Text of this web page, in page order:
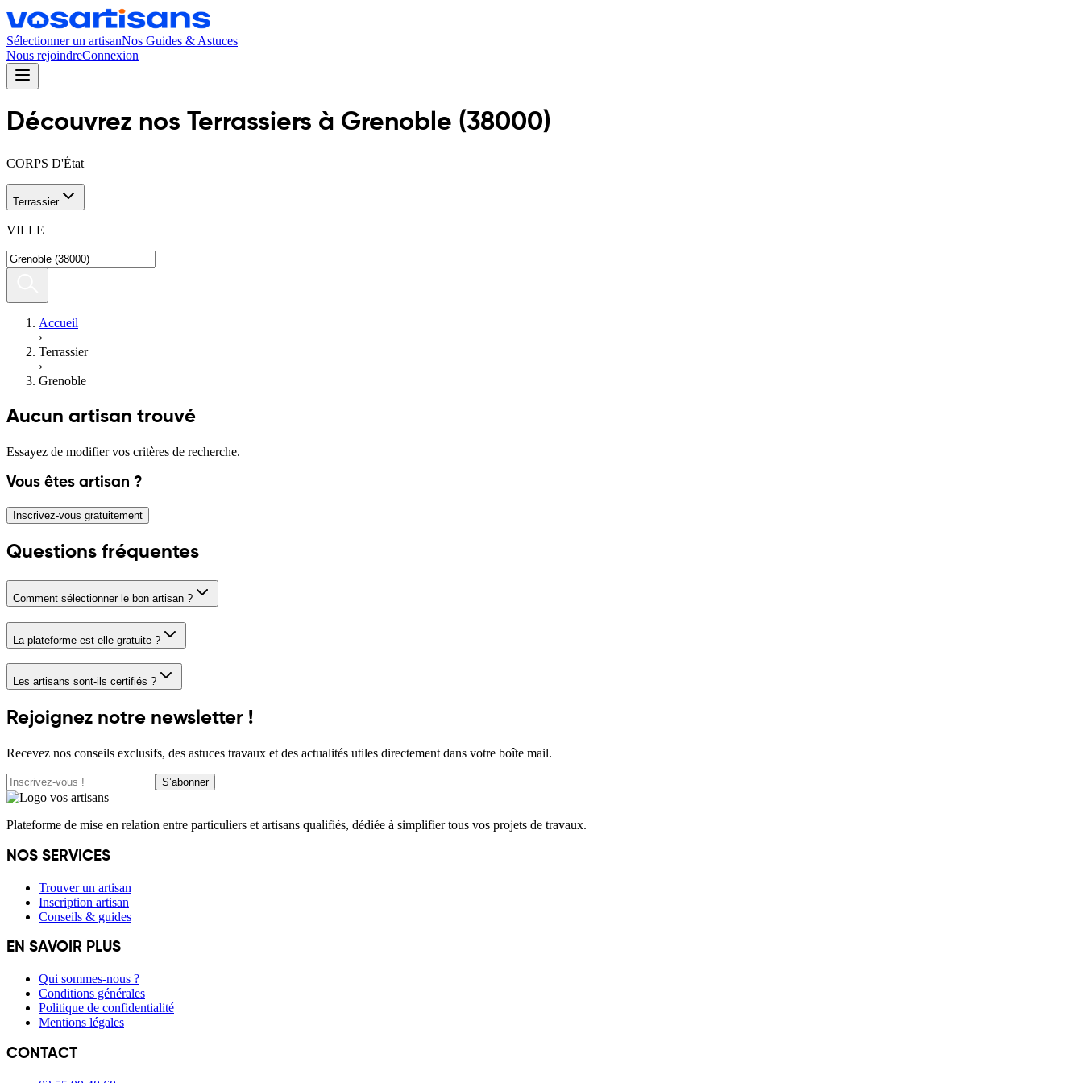
Sélectionner un artisanNos Guides & Astuces
Nous rejoindreConnexion
Découvrez nos Terrassiers à Grenoble (38000)
CORPS D'État
Terrassier
VILLE
Accueil
›
Terrassier
›
Grenoble
Aucun artisan trouvé
Essayez de modifier vos critères de recherche.
Vous êtes artisan ?
Inscrivez-vous gratuitement
Questions fréquentes
Comment sélectionner le bon artisan ?
La plateforme est-elle gratuite ?
Les artisans sont-ils certifiés ?
Rejoignez notre newsletter !
Recevez nos conseils exclusifs, des astuces travaux et des actualités utiles directement dans votre boîte mail.
S’abonner
Plateforme de mise en relation entre particuliers et artisans qualifiés, dédiée à simplifier tous vos projets de travaux.
NOS SERVICES
Trouver un artisan
Inscription artisan
Conseils & guides
EN SAVOIR PLUS
Qui sommes-nous ?
Conditions générales
Politique de confidentialité
Mentions légales
CONTACT